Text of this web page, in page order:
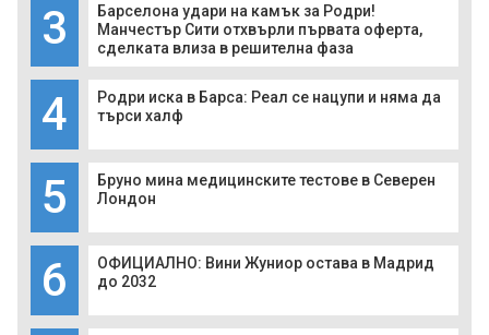
3
Барселона удари на камък за Родри!
Манчестър Сити отхвърли първата оферта,
сделката влиза в решителна фаза
4
Родри иска в Барса: Реал се нацупи и няма да
търси халф
5
Бруно мина медицинските тестове в Северен
Лондон
6
ОФИЦИАЛНО: Вини Жуниор остава в Мадрид
до 2032